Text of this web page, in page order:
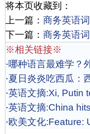
将本页收藏到：
上一篇： 商务英语
下一篇： 商务英语
※相关链接※
·哪种语言最难学？
·夏日炎炎吃西瓜：
·英语文摘:Xi, Putin
·英语文摘:China
·欧美文化:Feature: